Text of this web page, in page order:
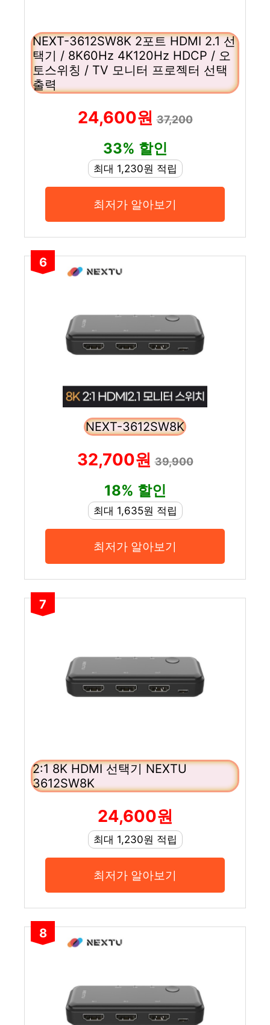
NEXT-3612SW8K 2포트 HDMI 2.1 선
택기 / 8K60Hz 4K120Hz HDCP / 오
토스위칭 / TV 모니터 프로젝터 선택
출력
24,600원37,200
33% 할인
최대 1,230원 적립
최저가 알아보기
6
NEXT-3612SW8K
32,700원39,900
18% 할인
최대 1,635원 적립
최저가 알아보기
7
2:1 8K HDMI 선택기 NEXTU
3612SW8K
24,600원
최대 1,230원 적립
최저가 알아보기
8